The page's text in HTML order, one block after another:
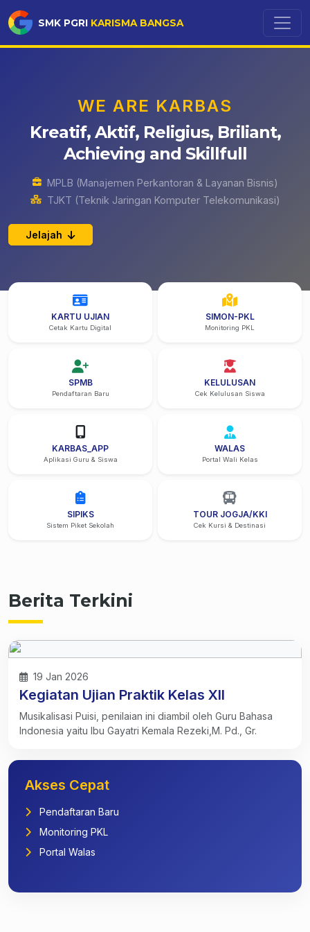
SMK PGRI KARISMA BANGSA
WE ARE KARBAS
Kreatif, Aktif, Religius, Briliant,
Achieving and Skillfull
MPLB (Manajemen Perkantoran & Layanan Bisnis)
TJKT (Teknik Jaringan Komputer Telekomunikasi)
Jelajah
KARTU UJIAN
Cetak Kartu Digital
SIMON-PKL
Monitoring PKL
SPMB
Pendaftaran Baru
KELULUSAN
Cek Kelulusan Siswa
KARBAS_APP
Aplikasi Guru & Siswa
WALAS
Portal Wali Kelas
SIPIKS
Sistem Piket Sekolah
TOUR JOGJA/KKI
Cek Kursi & Destinasi
Berita Terkini
19 Jan 2026
Kegiatan Ujian Praktik Kelas XII
Musikalisasi Puisi, penilaian ini diambil oleh Guru Bahasa
Indonesia yaitu Ibu Gayatri Kemala Rezeki,M. Pd., Gr.
Akses Cepat
Pendaftaran Baru
Monitoring PKL
Portal Walas